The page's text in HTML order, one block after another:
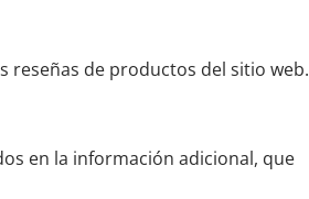
reseñas de productos del sitio web.
en la información adicional, que